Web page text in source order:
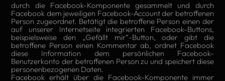
durch die Facebook-Komponente gesammelt und durch
Facebook dem jeweiligen Facebook-Account der betroffenen
Person zugeordnet. Betätigt die betroffene Person einen der
auf unserer Internetseite integrierten Facebook-Buttons,
beispielsweise den „Gefällt mir“-Button, oder gibt die
betroffene Person einen Kommentar ab, ordnet Facebook
diese Information dem persönlichen Facebook-
Benutzerkonto der betroffenen Person zu und speichert diese
personenbezogenen Daten.
Facebook erhält über die Facebook-Komponente immer